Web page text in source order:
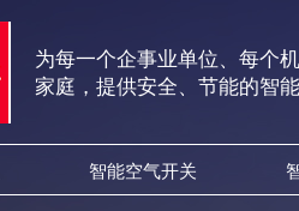
为每一个企事业单位、每个
家庭，提供安全、节能的智
智能空气开关